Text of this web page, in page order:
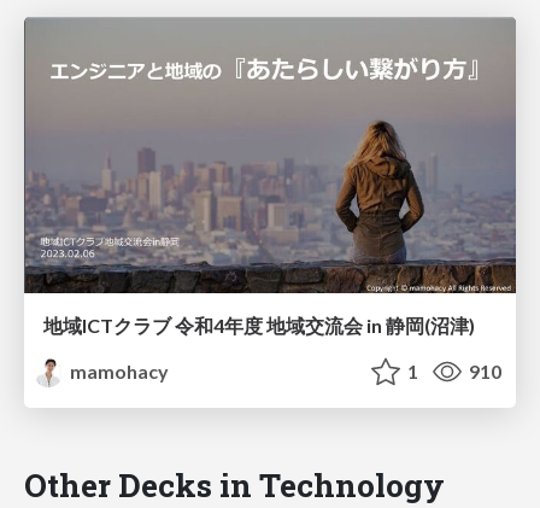
地域ICTクラブ 令和4年度 地域交流会 in 静岡(沼津)
mamohacy
1 910
Other Decks in Technology